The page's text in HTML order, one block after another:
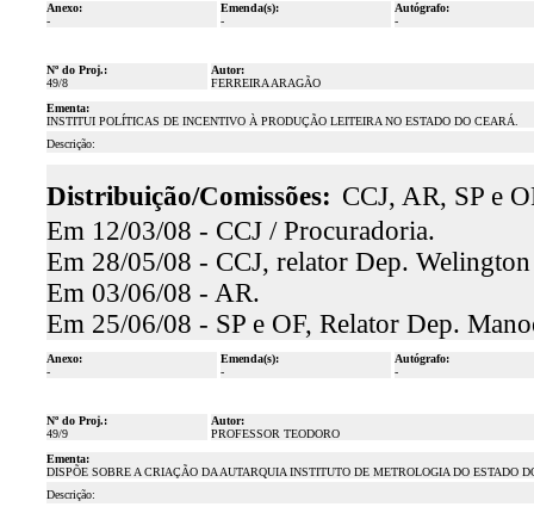
Anexo:
-
Emenda(s):
-
Autógrafo:
-
Nº do Proj.:
49/8
Autor:
FERREIRA ARAGÃO
Ementa:
INSTITUI POLÍTICAS DE INCENTIVO À PRODUÇÃO LEITEIRA NO ESTADO DO CEARÁ.
Descrição:
Distribuição/Comissões: CCJ, AR, SP e
Em 12/03/08 - CCJ / Procuradoria.
Em 28/05/08 - CCJ, relator Dep.
Em 03/06/08 - AR.
Em 25/06/08 - SP e OF, Relator Dep.
Anexo:
-
Emenda(s):
-
Autógrafo:
-
Nº do Proj.:
49/9
Autor:
PROFESSOR TEODORO
Ementa:
DISPÕE SOBRE A CRIAÇÃO DA AUTARQUIA INSTITUTO DE METROLOGIA DO ESTADO
Descrição: